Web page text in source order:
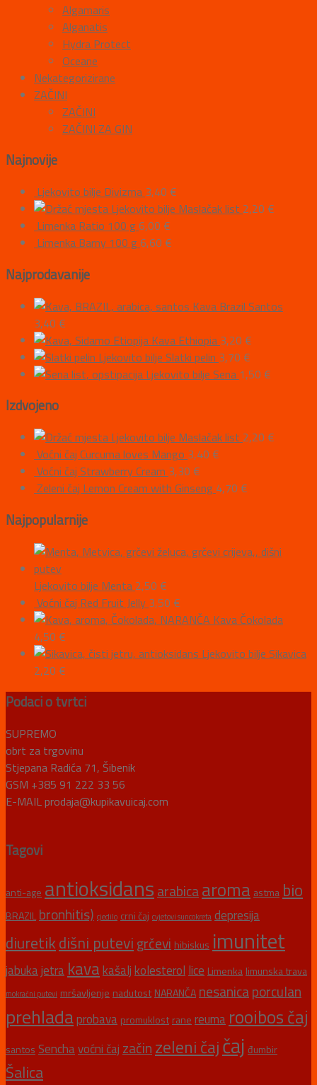
Algamaris
Alganatis
Hydra Protect
Oceane
Nekategorizirane
ZAČINI
ZAČINI
ZAČINI ZA GIN
Najnovije
Ljekovito bilje Divizma 3,40 €
Ljekovito bilje Maslačak list 2,20 €
Limenka Ratio 100 g 6,00 €
Limenka Barny 100 g 6,60 €
Najprodavanije
Kava Brazil Santos
3,40 €
Kava Ethiopia 3,20 €
Ljekovito bilje Slatki pelin 3,70 €
Ljekovito bilje Sena 1,50 €
Izdvojeno
Ljekovito bilje Maslačak list 2,20 €
Voćni čaj Curcuma loves Mango 3,40 €
Voćni čaj Strawberry Cream 3,30 €
Zeleni čaj Lemon Cream with Ginseng 4,70 €
Najpopularnije
Ljekovito bilje Menta 2,50 €
Voćni čaj Red Fruit Jelly 3,50 €
Kava Čokolada
4,50 €
Ljekovito bilje Sikavica
2,20 €
Podaci o tvrtci
SUPREMO
obrt za trgovinu
Stjepana Radića 71, Šibenik
GSM +385 91 222 33 56
E-MAIL prodaja@kupikavuicaj.com
Tagovi
anti-age antioksidansarabicaaroma astma bio
BRAZILbronhitis) cjedilo crni čaj cvjetovi suncokreta depresija
diuretikdišni putevi grčevi hibiskus imunitet
jabukajetra kavakašaljkolesterollice Limenka limunska trava
mokraćni putevi mršavljenje nadutost NARANČAnesanicaporculan
prehladaprobava promuklost rane reuma rooibos čaj
santos Senchavoćni čajzačinzeleni čajčaj đumbir
Šalica